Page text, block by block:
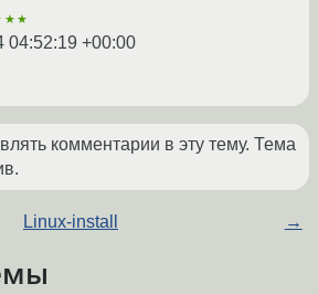
04:52:19 +00:00
комментарии в эту тему. Тема
Linux-install →